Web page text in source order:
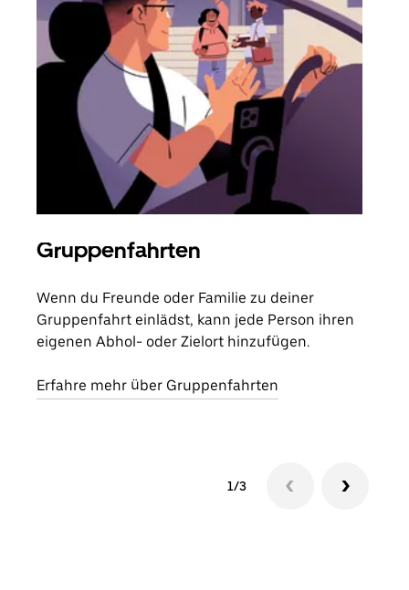
Gruppenfahrten
Wenn du Freunde oder Familie zu deiner
Gruppenfahrt einlädst, kann jede Person ihren
eigenen Abhol- oder Zielort hinzufügen.
Erfahre mehr über Gruppenfahrten
1/3